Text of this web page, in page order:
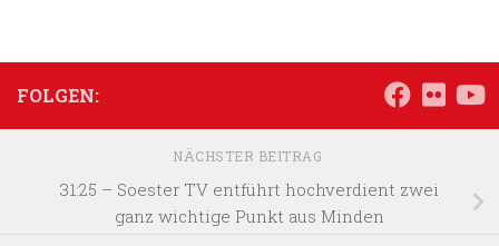
FOLGEN:
NÄCHSTER BEITRAG
31:25 – Soester TV entführt hochverdient zwei
ganz wichtige Punkt aus Minden